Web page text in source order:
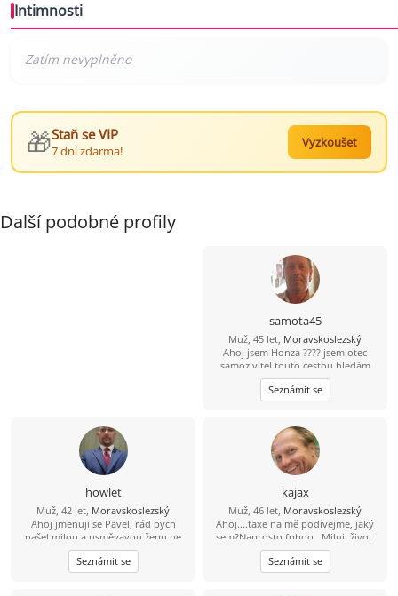
Intimnosti
🎁Staň se VIP
7 dní zdarma!
Vyzkoušet
Další podobné profily
samota45
Muž, 45 let, Moravskoslezský
Ahoj jsem Honza ???? jsem otec
samozivitel touto cestou hledám
lásku porozumění a upsymnost.
Seznámit se
howlet
Muž, 42 let, Moravskoslezský
Ahoj jmenuji se Pavel, rád bych
našel milou a usměvavou ženu ne
jen na pokec ale pokud možno i na
vážný vztah mezi 26 a 49 lety, pokud
budeš chtít ozvi se, budu moc rád
Seznámit se
kajax
Muž, 46 let, Moravskoslezský
Ahoj....taxe na mě podívejme, jaký
sem?Naprosto fphoo...Miluji život,
rád se směju, miluji sluníčko, sem
pozitivně naladěný extrovert, takže
když je tma tak já svítím...Místama až
Seznámit se